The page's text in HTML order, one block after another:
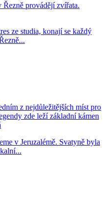
provádějí zvířata.
ze studia, konají se každý
z nejdůležitějších míst pro
zde leží základní kámen
v Jeruzalémě. Svatyně byla